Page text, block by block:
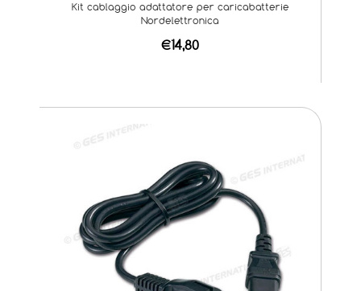
Kit cablaggio adattatore per caricabatterie
Nordelettronica
€14,80